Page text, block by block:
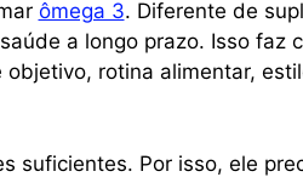
ômega 3. Diferente de
a longo prazo. Isso faz
rotina alimentar,
suficientes. Por isso, ele